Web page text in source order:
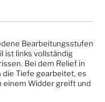
Bearbeitungsstufen
ist links vollständig
Bei dem Relief in
Tiefe gearbeitet, es
einem Widder greift und